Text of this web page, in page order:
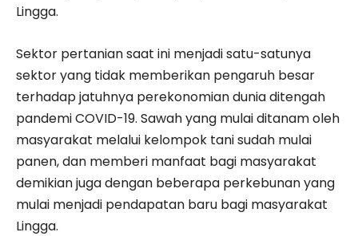
Lingga.
Sektor pertanian saat ini menjadi satu-satunya
sektor yang tidak memberikan pengaruh besar
terhadap jatuhnya perekonomian dunia ditengah
pandemi COVID-19. Sawah yang mulai ditanam oleh
masyarakat melalui kelompok tani sudah mulai
panen, dan memberi manfaat bagi masyarakat
demikian juga dengan beberapa perkebunan yang
mulai menjadi pendapatan baru bagi masyarakat
Lingga.